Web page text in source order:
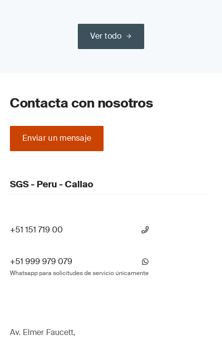
Ver todo
Contacta con nosotros
Enviar un mensaje
SGS - Peru - Callao
+51 151 719 00
+51 999 979 079
Whatsapp para solicitudes de servicio únicamente
Av. Elmer Faucett,